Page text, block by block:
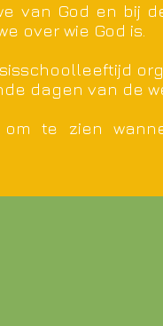
van God en bij
over wie God is.
dagen van de
te zien